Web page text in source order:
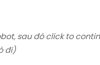
sau đó click to
đi)